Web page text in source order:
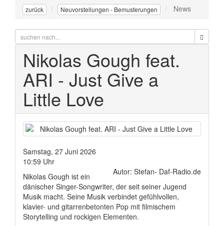
zurück Neuvorstellungen - Bemusterungen News
Nikolas Gough feat.
ARI - Just Give a
Little Love
Samstag, 27 Juni 2026
10:59 Uhr
Autor: Stefan- Daf-Radio.de
Nikolas Gough ist ein
dänischer Singer-Songwriter, der seit seiner Jugend
Musik macht. Seine Musik verbindet gefühlvollen,
klavier- und gitarrenbetonten Pop mit filmischem
Storytelling und rockigen Elementen.